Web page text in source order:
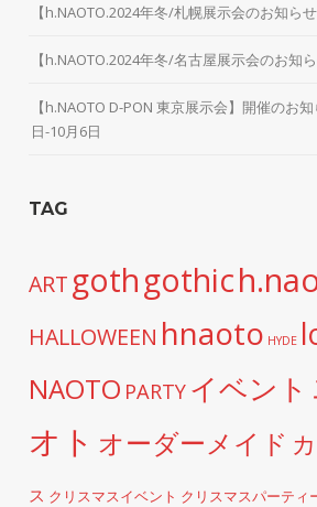
【h.NAOTO.2024年冬/札幌展示会のお知ら
【h.NAOTO.2024年冬/名古屋展示会のお知
【h.NAOTO D-PON 東京展示会】開催のお
日-10月6日
TAG
ART gothgothic
HALLOWEEN hnaoto HYDE
NAOTO PARTY イベント
オト オーダーメイド
ス クリスマスイベント クリスマスパーティ